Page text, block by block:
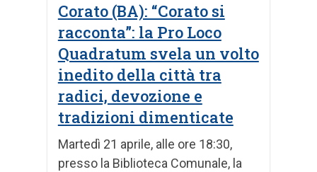
Corato (BA): “Corato si
racconta”: la Pro Loco
Quadratum svela un volto
inedito della città tra
radici, devozione e
tradizioni dimenticate
Martedì 21 aprile, alle ore 18:30,
presso la Biblioteca Comunale, la